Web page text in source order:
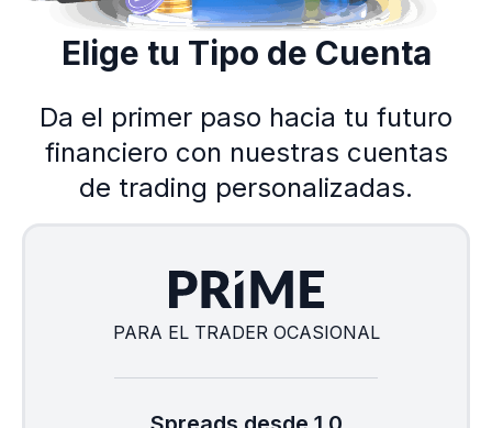
Elige tu Tipo de Cuenta
Da el primer paso hacia tu futuro
financiero con nuestras cuentas
de trading personalizadas.
PARA EL TRADER OCASIONAL